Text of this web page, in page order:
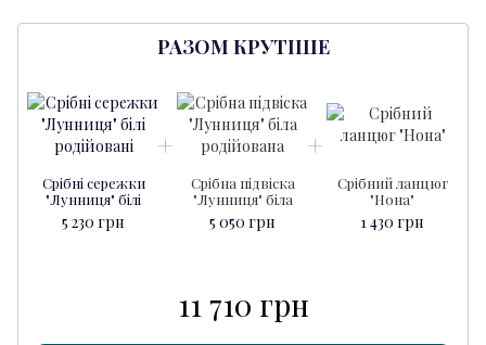
РАЗОМ КРУТІШЕ
Срібні сережки
"Лунниця" білі
5 230 грн
Срібна підвіска
"Лунниця" біла
5 050 грн
Срібний ланцюг
"Нона"
1 430 грн
11 710 грн